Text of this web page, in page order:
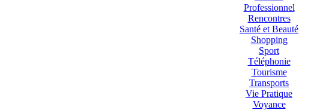
Professionnel
Rencontres
Santé et Beauté
Shopping
Sport
Téléphonie
Tourisme
Transports
Vie Pratique
Voyance